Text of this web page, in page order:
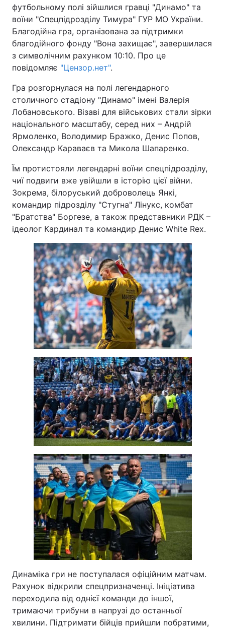
футбольному полі зійшлися гравці "Динамо" та
воїни "Спецпідрозділу Тимура" ГУР МО України.
Благодійна гра, організована за підтримки
благодійного фонду "Вона захищає", завершилася
з символічним рахунком 10:10. Про це
повідомляє "Цензор.нет".
Гра розгорнулася на полі легендарного
столичного стадіону "Динамо" імені Валерія
Лобановського. Візаві для військових стали зірки
національного масштабу, серед них – Андрій
Ярмоленко, Володимир Бражко, Денис Попов,
Олександр Караваєв та Микола Шапаренко.
Їм протистояли легендарні воїни спецпідрозділу,
чиї подвиги вже увійшли в історію цієї війни.
Зокрема, білоруський доброволець Янкі,
командир підрозділу "Стугна" Лінукс, комбат
"Братства" Боргезе, а також представники РДК –
ідеолог Кардинал та командир Денис White Rex.
Динаміка гри не поступалася офіційним матчам.
Рахунок відкрили спецпризначенці. Ініціатива
переходила від однієї команди до іншої,
тримаючи трибуни в напрузі до останньої
хвилини. Підтримати бійців прийшли побратими,